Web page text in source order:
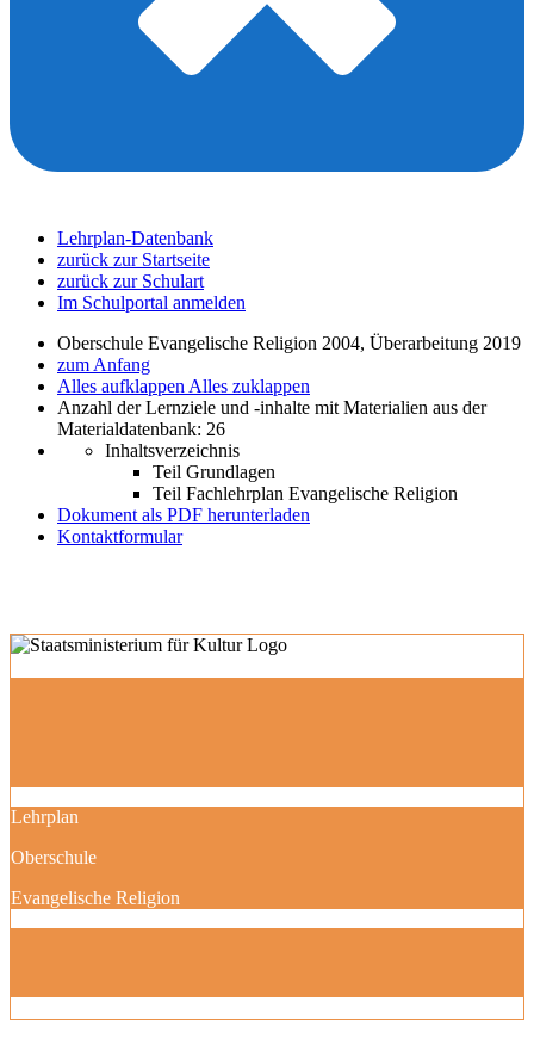
Lehrplan-Datenbank
zurück zur Startseite
zurück zur Schulart
Im Schulportal anmelden
Oberschule Evangelische Religion 2004, Überarbeitung 2019
zum Anfang
Alles aufklappen Alles zuklappen
Anzahl der Lernziele und -inhalte mit Materialien aus der
Materialdatenbank: 26
Inhaltsverzeichnis
Teil Grundlagen
Teil Fachlehrplan Evangelische Religion
Dokument als PDF herunterladen
Kontaktformular
Lehrplan
Oberschule
Evangelische Religion